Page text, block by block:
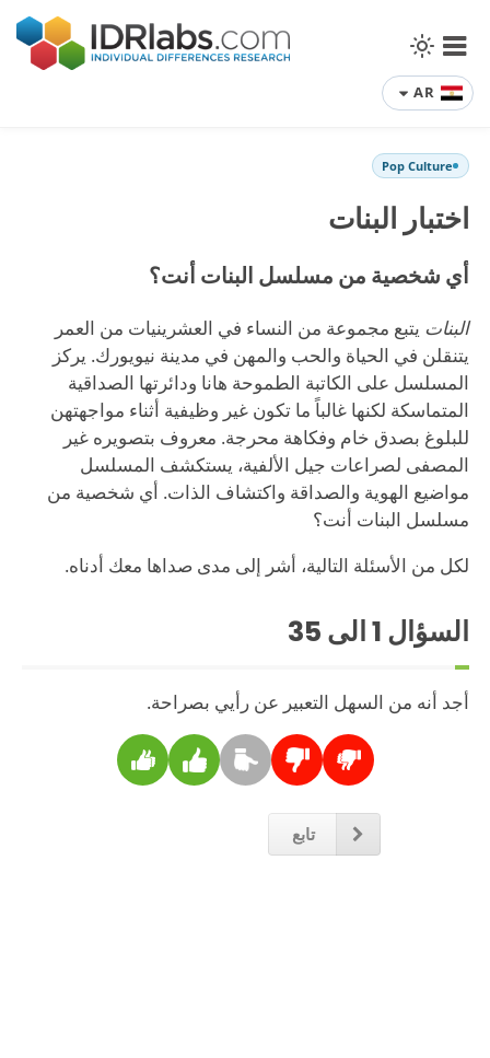
AR
Pop Culture
اختبار البنات
أي شخصية من مسلسل البنات أنت؟
البنات يتبع مجموعة من النساء في العشرينيات من العمر
يتنقلن في الحياة والحب والمهن في مدينة نيويورك. يركز
المسلسل على الكاتبة الطموحة هانا ودائرتها الصداقية
المتماسكة لكنها غالباً ما تكون غير وظيفية أثناء مواجهتهن
للبلوغ بصدق خام وفكاهة محرجة. معروف بتصويره غير
المصفى لصراعات جيل الألفية، يستكشف المسلسل
مواضيع الهوية والصداقة واكتشاف الذات. أي شخصية من
مسلسل البنات أنت؟
لكل من الأسئلة التالية، أشر إلى مدى صداها معك أدناه.
السؤال 1الى 35
أجد أنه من السهل التعبير عن رأيي بصراحة.
تابع